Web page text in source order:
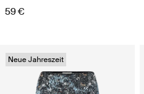
59 €
Neue Jahreszeit